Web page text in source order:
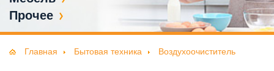
Прочее
Главная Бытовая техника Воздухоочиститель